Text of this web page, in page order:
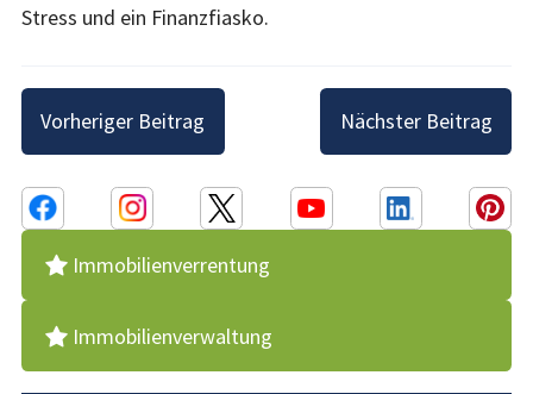
Stress und ein Finanzfiasko.
Beitragsnavigation
Vorheriger Beitrag Nächster Beitrag
Immobilienverrentung
Immobilienverwaltung